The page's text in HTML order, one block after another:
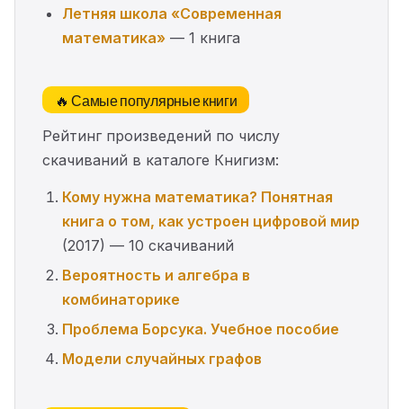
Летняя школа «Современная
математика» — 1 книга
🔥 Самые популярные книги
Рейтинг произведений по числу
скачиваний в каталоге Книгизм:
Кому нужна математика? Понятная
книга о том, как устроен цифровой мир
(2017) — 10 скачиваний
Вероятность и алгебра в
комбинаторике
Проблема Борсука. Учебное пособие
Модели случайных графов